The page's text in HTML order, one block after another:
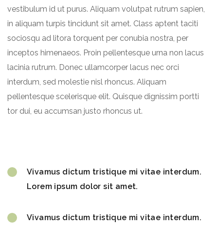
vestibulum id ut purus. Aliquam volutpat rutrum sapien,
in aliquam turpis tincidunt sit amet. Class aptent taciti
sociosqu ad litora torquent per conubia nostra, per
inceptos himenaeos. Proin pellentesque urna non lacus
lacinia rutrum. Donec ullamcorper lacus nec orci
interdum, sed molestie nisl rhoncus. Aliquam
pellentesque scelerisque elit. Quisque dignissim portti
tor dui, eu accumsan justo rhoncus ut.
Vivamus dictum tristique mi vitae interdum.
Lorem ipsum dolor sit amet.
Vivamus dictum tristique mi vitae interdum.